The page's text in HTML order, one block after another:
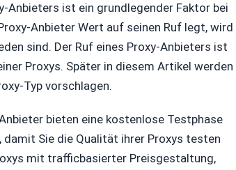
Anbieters ist ein grundlegender Faktor bei
Anbieter Wert auf seinen Ruf legt, wird
sind. Der Ruf eines Proxy-Anbieters ist
Proxys. Später in diesem Artikel werden
Typ vorschlagen.
bieten eine kostenlose Testphase
damit Sie die Qualität ihrer Proxys testen
mit trafficbasierter Preisgestaltung,